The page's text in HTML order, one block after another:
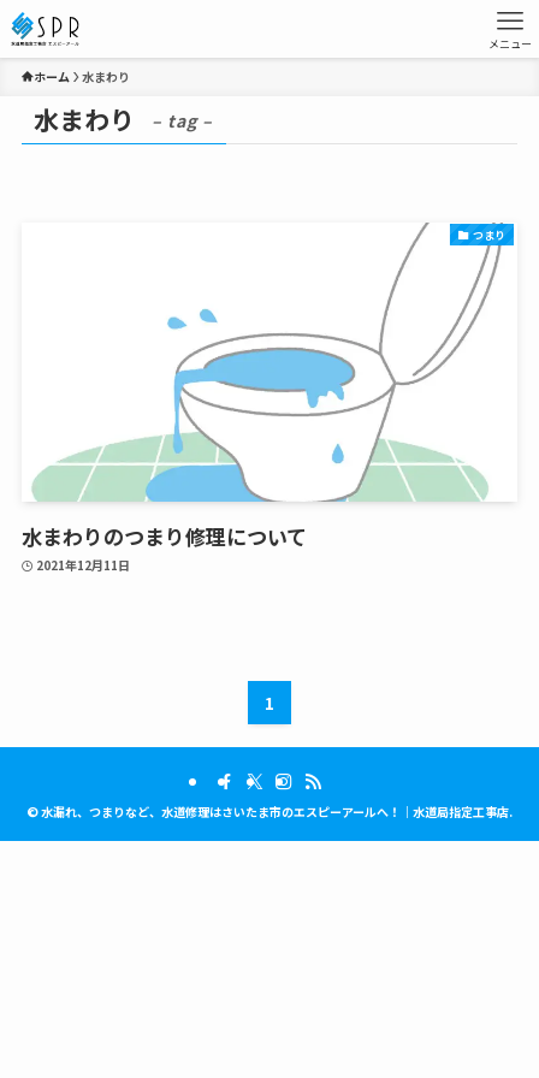
メニュー
ホーム 水まわり
水まわり – tag –
つまり
水まわりのつまり修理について
2021年12月11日
1
©水漏れ、つまりなど、水道修理はさいたま市のエスピーアールへ！｜水道局指定工事店.